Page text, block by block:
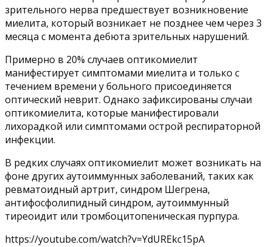
зрительного нерва предшествует возникновение
миелита, который возникает не позднее чем через 3
месяца с момента дебюта зрительных нарушений.
Примерно в 20% случаев оптикомиелит
манифестирует симптомами миелита и только с
течением времени у больного присоединяется
оптический неврит. Однако зафиксированы случаи
оптикомиелита, которые манифестировали
лихорадкой или симптомами острой респираторной
инфекции.
В редких случаях оптикомиелит может возникать на
фоне других аутоиммунных заболеваний, таких как
ревматоидный артрит, синдром Шегрена,
антифосфолипидный синдром, аутоиммунный
тиреоидит или тромбоцитопеническая пурпура.
https://youtube.com/watch?v=YdUREkc15pA